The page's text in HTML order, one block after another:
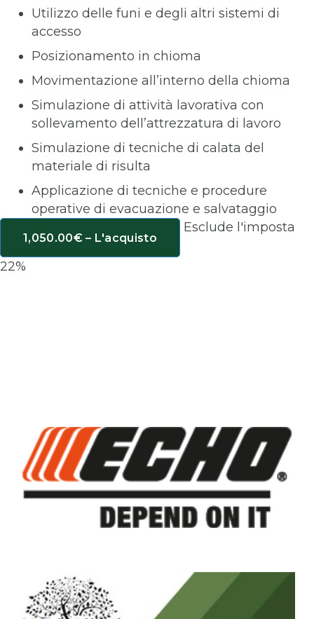
Utilizzo delle funi e degli altri sistemi di
accesso
Posizionamento in chioma
Movimentazione all’interno della chioma
Simulazione di attività lavorativa con
sollevamento dell’attrezzatura di lavoro
Simulazione di tecniche di calata del
materiale di risulta
Applicazione di tecniche e procedure
operative di evacuazione e salvataggio
1,050.00€ – L'acquisto
Esclude l'imposta
22%